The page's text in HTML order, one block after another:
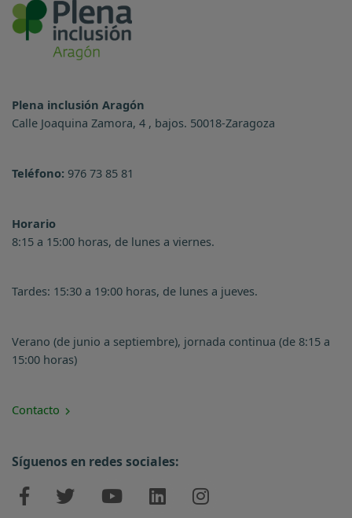
Plena inclusión Aragón
Calle Joaquina Zamora, 4 , bajos. 50018-Zaragoza
Teléfono: 976 73 85 81
Horario
8:15 a 15:00 horas, de lunes a viernes.
Tardes: 15:30 a 19:00 horas, de lunes a jueves.
Verano (de junio a septiembre), jornada continua (de 8:15 a
15:00 horas)
Contacto
Síguenos en redes sociales: